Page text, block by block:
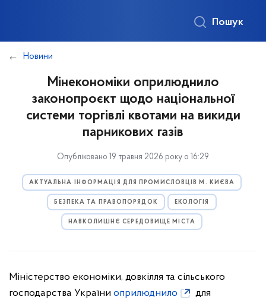
Пошук
Новини
Мінекономіки оприлюднило
законопроєкт щодо національної
системи торгівлі квотами на викиди
парникових газів
Опубліковано 19 травня 2026 року о 16:29
АКТУАЛЬНА ІНФОРМАЦІЯ ДЛЯ ПРОМИСЛОВЦІВ М. КИЄВА
БЕЗПЕКА ТА ПРАВОПОРЯДОК ЕКОЛОГІЯ
НАВКОЛИШНЄ СЕРЕДОВИЩЕ МІСТА
Міністерство економіки, довкілля та сільського
господарства України оприлюднило
для